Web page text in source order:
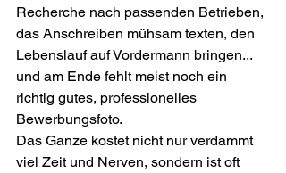
Recherche nach passenden Betrieben,
das Anschreiben mühsam texten, den
Lebenslauf auf Vordermann bringen...
und am Ende fehlt meist noch ein
richtig gutes, professionelles
Bewerbungsfoto.
Das Ganze kostet nicht nur verdammt
viel Zeit und Nerven, sondern ist oft